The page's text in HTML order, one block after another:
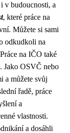
v budoucnosti, a
, které práce na
Můžete si sami
odkudkoli na
na IČO také
. Jako OSVČ nebo
a můžete svůj
řadě, práce
a
vlastnosti.
a dosáhli